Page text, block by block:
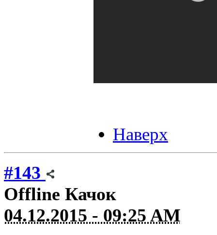
Наверх
#143
Offline Качок
04.12.2015 - 09:25 AM